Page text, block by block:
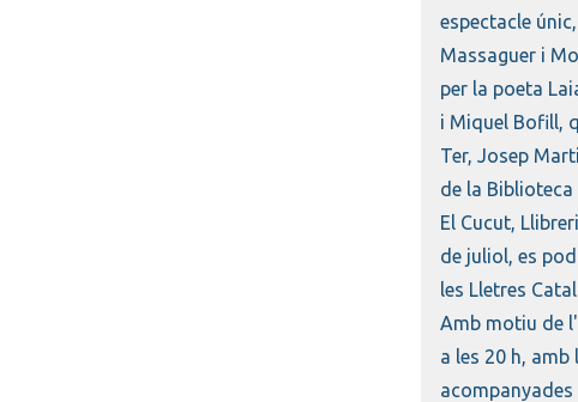
espectacle
Massaguer i
per la poeta
i Miquel Bofill,
Ter, Josep
de la
El Cucut,
de juliol, es
les Lletres
Amb motiu de
a les 20 h,